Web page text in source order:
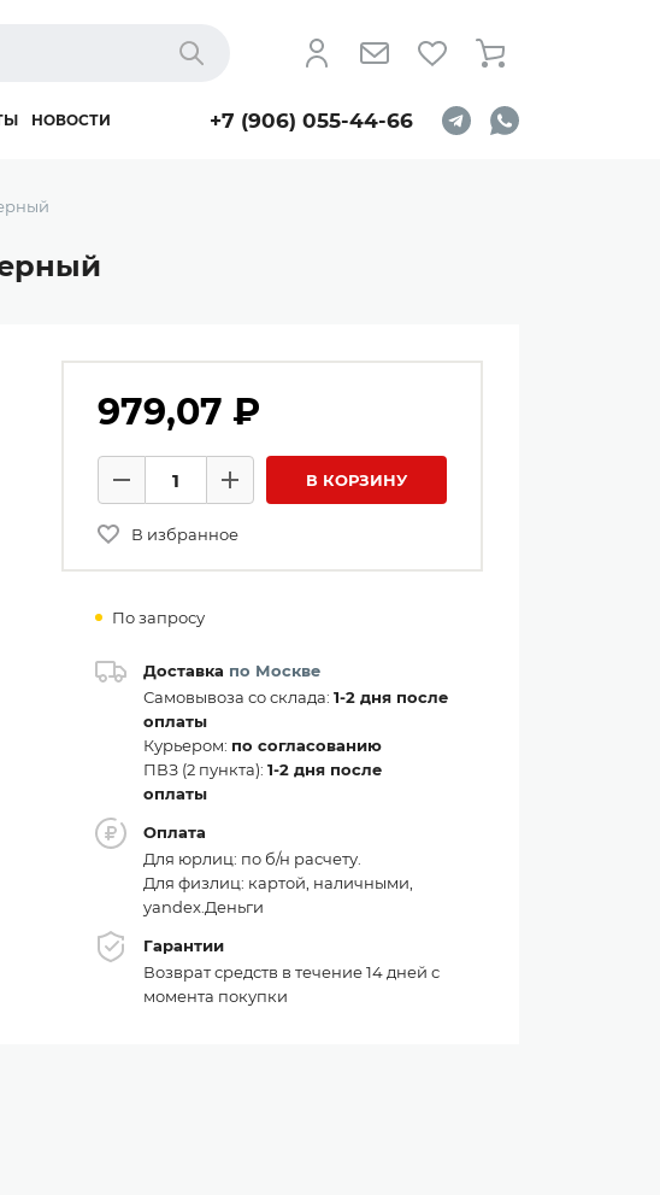
Найти
НОВОСТИ +7 (906) 055-44-66
979,07 ₽
Количество товаров
Минус
Плюс В КОРЗИНУ
В избранное
По запросу
Доставка по Москве
Самовывоза со склада: 1-2 дня после
оплаты
Курьером: по согласованию
ПВЗ (2 пункта): 1-2 дня после
оплаты
Оплата
Для юрлиц: по б/н расчету.
Для физлиц: картой, наличными,
yandex.Деньги
Гарантии
Возврат средств в течение 14 дней с
момента покупки